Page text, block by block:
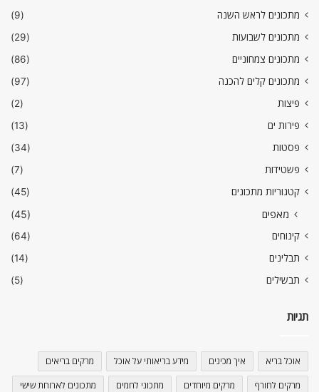
מתכונים לראש השנה
(9)
מתכונים לשבועות
(29)
מתכונים צמחוניים
(86)
מתכונים קלים להכנה
(97)
פיצות
(2)
פירות ים
(13)
פסטות
(34)
פשטידות
(7)
קטגוריות מתכונים
(45)
מאפים (45)
קינוחים
(64)
תבלינים
(14)
תבשילים
(5)
תגיות
אוכל בריא איך מכינים מידע בריאותי על אוכל מרקים בריאים
מרקים לחורף מרקים מיוחדים מתכוני לחמים מתכונים לארוחת שישי